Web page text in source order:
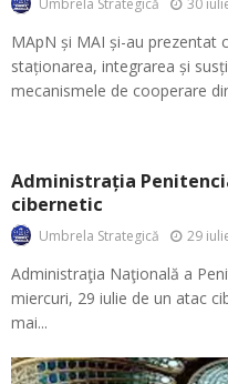
Umbrela Strategică
MApN și MAI și-au prezentat
staționarea, integrarea și
mecanismele de cooperare
Administrația
cibernetic
Umbrela Strategică 29
Administraţia Naţională a
miercuri, 29 iulie de un atac
mai...